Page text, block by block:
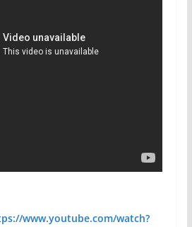
www.youtube.com/watch?